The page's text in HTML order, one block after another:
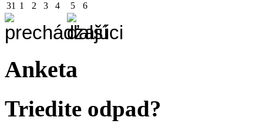
31 1 2 3 4 5 6
Anketa
Triedite odpad?